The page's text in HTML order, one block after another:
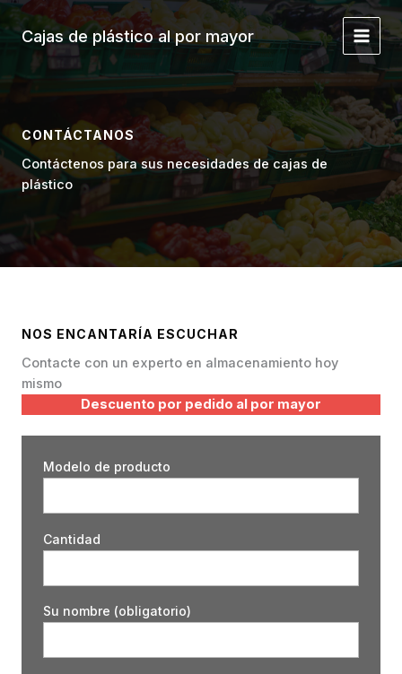
Ir
al
contenido
Cajas de plástico al por mayor
Menú
CONTÁCTANOS
Contáctenos para sus necesidades de cajas de
plástico
NOS ENCANTARÍA ESCUCHAR
Contacte con un experto en almacenamiento hoy
mismo
Descuento por pedido al por mayor
Modelo de producto
Cantidad
Su nombre (obligatorio)